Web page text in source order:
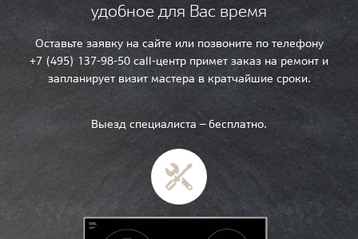
удобное для Вас время
Оставьте заявку на сайте или позвоните по телефону
+7 (495) 137-98-50 call-центр примет заказ на ремонт и
запланирует визит мастера в кратчайшие сроки.
Выезд специалиста — бесплатно.